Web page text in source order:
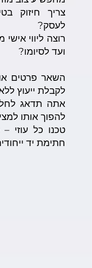
צריך חיזוק
לעסק?
רוצה ליווי
ועד לסיומו?
השאר פרטים
לקבלת ייעוץ
אתה תדאג
להפוך אותו
טכנו כל עוזי
חתימת יד